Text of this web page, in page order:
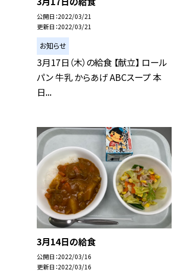
公開日 2022/03/21
更新日 2022/03/21
お知らせ
3月17日（木）の給食 【献立】 ロール
パン 牛乳 からあげ ABCスープ 本
日...
3月14日の給食
公開日 2022/03/16
更新日 2022/03/16